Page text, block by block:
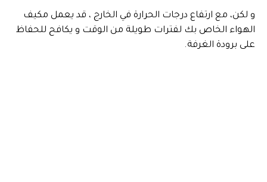
و لكن، مع ارتفاع درجات الحرارة في الخارج ، قد يعمل مكيف
الهواء الخاص بك لفترات طويلة من الوقت و يكافح للحفاظ
على برودة الغرفة.